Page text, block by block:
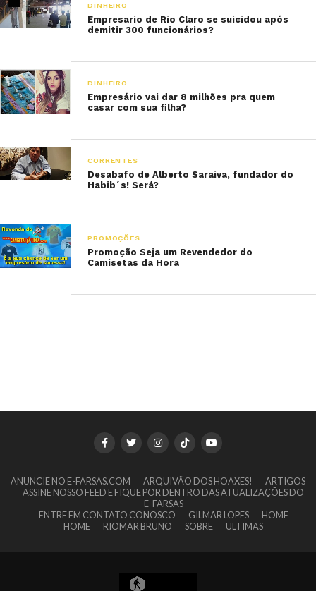
DINHEIRO
Empresario de Rio Claro se suicidou após
demitir 300 funcionários?
DINHEIRO
Empresário vai dar 8 milhões pra quem
casar com sua filha?
CORRENTES
Desabafo de Alberto Saraiva, fundador do
Habib´s! Será?
PROMOÇÕES
Promoção Seja um Revendedor do
Camisetas da Hora
ANUNCIE NO E-FARSAS.COM ARQUIVÃO DOS HOAXES!
ARTIGOS
ASSINE NOSSO FEED E FIQUE POR DENTRO DAS ATUALIZAÇÕES DO
E-FARSAS
ENTRE EM CONTATO CONOSCO
GILMAR LOPES
HOME
HOME
RIOMAR BRUNO SOBRE ULTIMAS